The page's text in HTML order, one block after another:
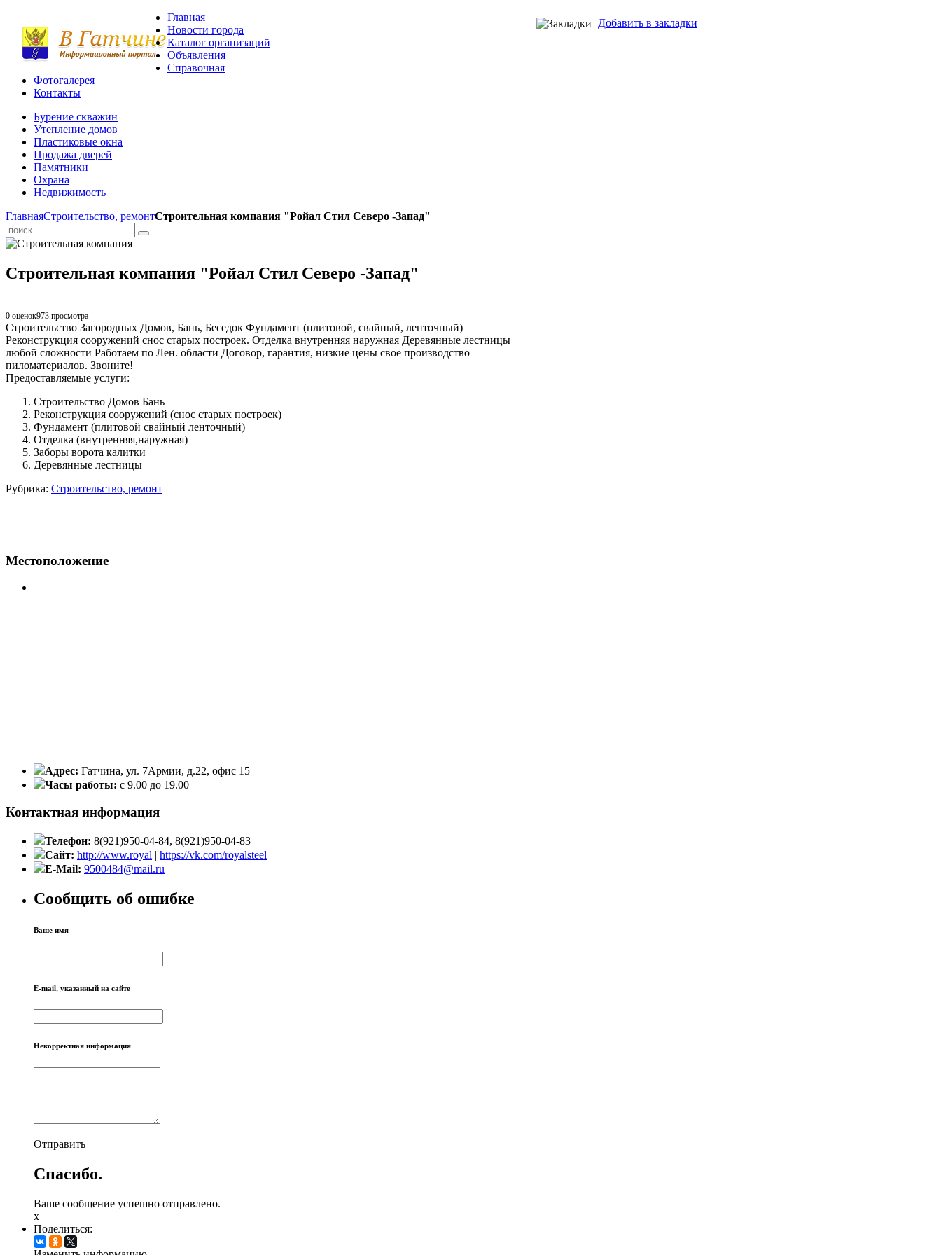
Добавить в закладки
Главная
Новости города
Каталог организаций
Объявления
Справочная
Фотогалерея
Контакты
Бурение скважин
Утепление домов
Пластиковые окна
Продажа дверей
Памятники
Охрана
Недвижимость
ГлавнаяСтроительство, ремонтСтроительная компания "Ройал Стил Северо -Запад"
Строительная компания "Ройал Стил Северо -Запад"
0 оценок973 просмотра
Строительство Загородных Домов, Бань, Беседок Фундамент (плитовой, свайный, ленточный)
Реконструкция сооружений снос старых построек. Отделка внутренняя наружная Деревянные лестницы
любой сложности Работаем по Лен. области Договор, гарантия, низкие цены свое производство
пиломатериалов. Звоните!
Предоставляемые услуги:
Строительство Домов Бань
Реконструкция сооружений (снос старых построек)
Фундамент (плитовой свайный ленточный)
Отделка (внутренняя,наружная)
Заборы ворота калитки
Деревянные лестницы
Рубрика: Строительство, ремонт
Местоположение
Адрес: Гатчина, ул. 7Армии, д.22, офис 15
Часы работы: с 9.00 до 19.00
Контактная информация
Телефон: 8(921)950-04-84, 8(921)950-04-83
Сайт: http://www.royal | https://vk.com/royalsteel
E-Mail: 9500484@mail.ru
Сообщить об ошибке
Ваше имя
E-mail, указанный на сайте
Некорректная информация
Отправить
Спасибо.
Ваше сообщение успешно отправлено.
x
Поделиться: